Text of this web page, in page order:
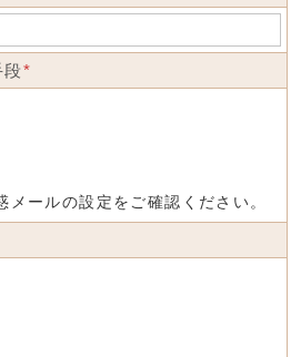
段*
ールの設定をご確認ください。